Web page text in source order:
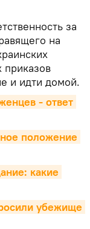
за
на
приказов
и идти домой.
- ответ
положение
какие
убежище